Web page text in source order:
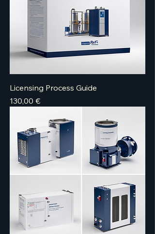
Licensing Process Guide
Price
130,00 €